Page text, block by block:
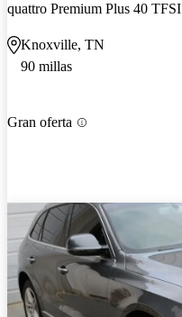
quattro Premium Plus 40 TFSI
Knoxville, TN
90 millas
Gran oferta